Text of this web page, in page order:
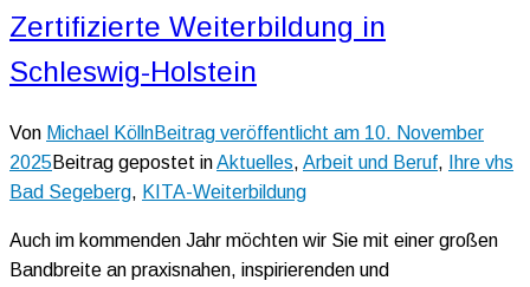
Zertifizierte Weiterbildung in
Schleswig-Holstein
Von Michael KöllnBeitrag veröffentlicht am 10. November
2025Beitrag gepostet inAktuelles, Arbeit und Beruf,
Ihre vhs
Bad Segeberg, KITA-Weiterbildung
Auch im kommenden Jahr möchten wir Sie mit einer großen
Bandbreite an praxisnahen, inspirierenden und